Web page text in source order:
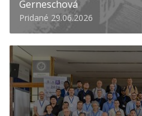
Gerneschová
Pridané 29.06.2026